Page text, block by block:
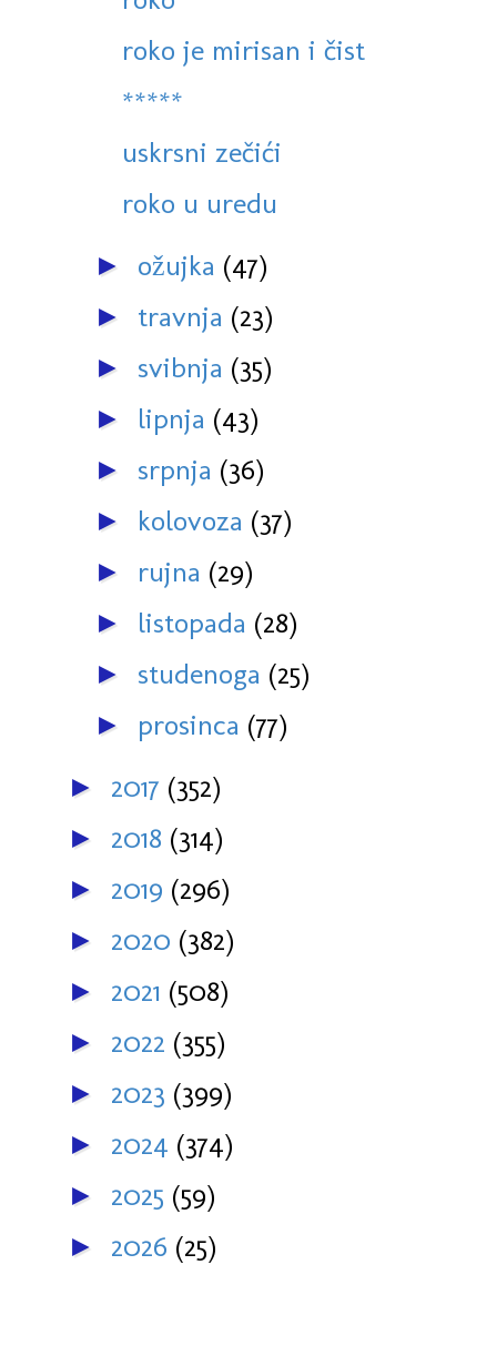
roko je mirisan i čist
*****
uskrsni zečići
roko u uredu
► ožujka (47)
► travnja (23)
► svibnja (35)
► lipnja (43)
► srpnja (36)
► kolovoza (37)
► rujna (29)
► listopada (28)
► studenoga (25)
► prosinca (77)
► 2017 (352)
► 2018 (314)
► 2019 (296)
► 2020 (382)
► 2021 (508)
► 2022 (355)
► 2023 (399)
► 2024 (374)
► 2025 (59)
► 2026 (25)